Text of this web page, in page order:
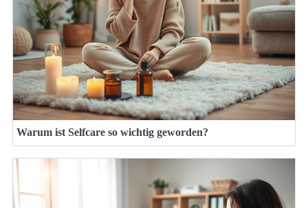
Warum ist Selfcare so wichtig geworden?